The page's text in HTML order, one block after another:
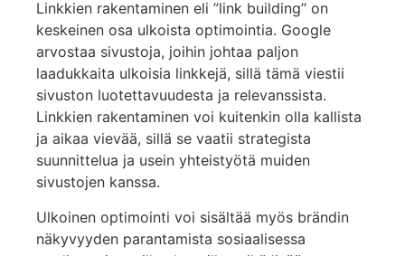
Linkkien rakentaminen eli ”link building” on
keskeinen osa ulkoista optimointia. Google
arvostaa sivustoja, joihin johtaa paljon
laadukkaita ulkoisia linkkejä, sillä tämä viestii
sivuston luotettavuudesta ja relevanssista.
Linkkien rakentaminen voi kuitenkin olla kallista
ja aikaa vievää, sillä se vaatii strategista
suunnittelua ja usein yhteistyötä muiden
sivustojen kanssa.
Ulkoinen optimointi voi sisältää myös brändin
näkyvyyden parantamista sosiaalisessa